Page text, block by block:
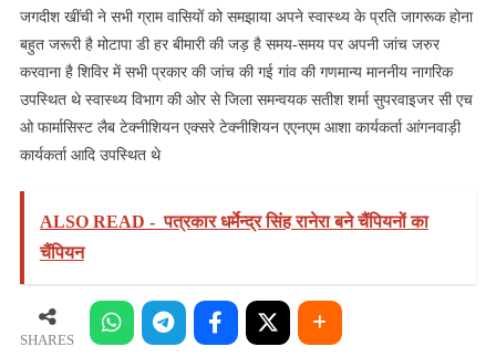
जगदीश खींची ने सभी ग्राम वासियों को समझाया अपने स्वास्थ्य के प्रति जागरूक होना
बहुत जरूरी है मोटापा डी हर बीमारी की जड़ है समय-समय पर अपनी जांच जरुर
करवाना है शिविर में सभी प्रकार की जांच की गई गांव की गणमान्य माननीय नागरिक
उपस्थित थे स्वास्थ्य विभाग की ओर से जिला समन्वयक सतीश शर्मा सुपरवाइजर सी एच
ओ फार्मासिस्ट लैब टेक्नीशियन एक्सरे टेक्नीशियन एएनएम आशा कार्यकर्ता आंगनवाड़ी
कार्यकर्ता आदि उपस्थित थे
ALSO READ - पत्रकार धर्मेन्द्र सिंह रानेरा बने चैंपियनों का
चैंपियन
SHARES